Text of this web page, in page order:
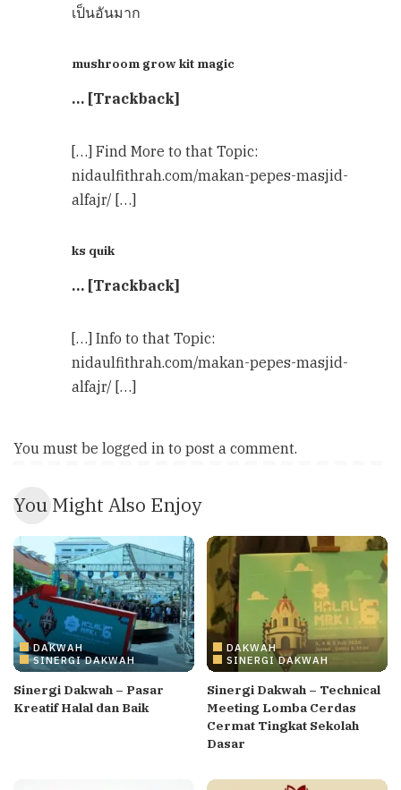
เป็นอันมาก
mushroom grow kit magic
… [Trackback]
[…] Find More to that Topic:
nidaulfithrah.com/makan-pepes-masjid-
alfajr/ […]
ks quik
… [Trackback]
[…] Info to that Topic:
nidaulfithrah.com/makan-pepes-masjid-
alfajr/ […]
You must be logged in to post a comment.
You Might Also Enjoy
DAKWAH
SINERGI DAKWAH
Sinergi Dakwah – Pasar
Kreatif Halal dan Baik
DAKWAH
SINERGI DAKWAH
Sinergi Dakwah – Technical
Meeting Lomba Cerdas
Cermat Tingkat Sekolah
Dasar